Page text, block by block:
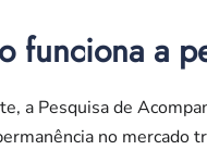
funciona a
a Pesquisa de
no mercado